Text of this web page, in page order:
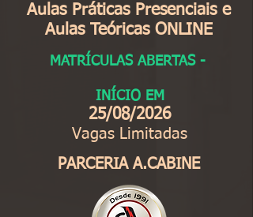
Aulas Práticas Presenciais e
Aulas Teóricas ONLINE
MATRÍCULAS ABERTAS-
INÍCIO EM
25/08/2026
Vagas Limitadas
PARCERIA A.CABINE